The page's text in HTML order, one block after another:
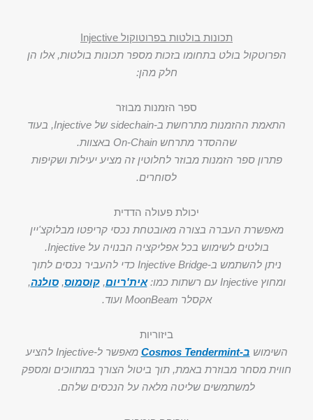
תכונות בולטות בפרוטוקול Injective
הפרוטקול בולט בתחומו בזכות מספר תכונות בולטות, אלו הן
חלק מהן:
ספר הזמנות מבוזר
התאמת ההזמנות מתרחשת ב-sidechain של Injective, בעוד
שההסדר מתרחש On-Chain באצוות.
פתרון ספר הזמנות מבוזר לחלוטין זה מציע יעילות ושקיפות
לסוחרים.
יכולת פעולה הדדית
מאפשרת העברה בצורה מאובטחת נכסי קריפטו מבלוקצ'יין
בולטים לשימוש בכל אפליקציה הבנויה על Injective.
ניתן להשתמש ב-Injective Bridge כדי להעביר נכסים לתוך
ומחוץ Injective עם רשתות כמו:
אית'ריום,קוסמוס,סולנה,
אקסלר MoonBeam ועוד.
ביזוריות
השימוש ב-Cosmos Tendermint
מאפשר ל-Injective להציע
חווית מסחר מבוזרת באמת, תוך ביטול הצורך במתווכים ומספק
למשתמשים שליטה מלאה על הנכסים שלהם.